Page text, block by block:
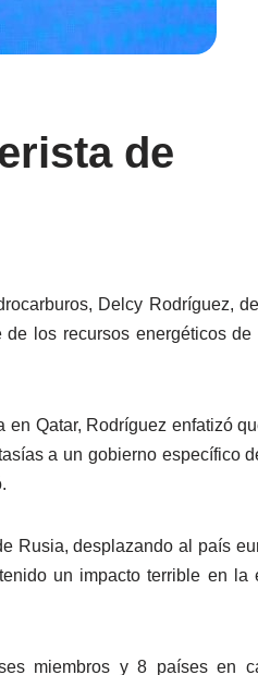
de
Delcy Rodríguez,
los recursos energéticos de
Qatar, Rodríguez enfatizó
a un gobierno específico
Rusia, desplazando al país
un impacto terrible en la
miembros y 8 países en